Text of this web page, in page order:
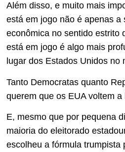
Além disso, e muito mais
está em jogo não é apenas a
econômica no sentido estrito
está em jogo é algo mais
lugar dos Estados Unidos no
Tanto Democratas quanto
querem que os EUA voltem a
E, mesmo que por pequena
maioria do eleitorado
escolheu a fórmula trumpista